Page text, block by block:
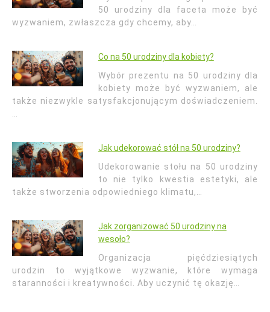
50 urodziny dla faceta może być
wyzwaniem, zwłaszcza gdy chcemy, aby…
Co na 50 urodziny dla kobiety?
Wybór prezentu na 50 urodziny dla
kobiety może być wyzwaniem, ale
także niezwykle satysfakcjonującym doświadczeniem.
Jak udekorować stół na 50 urodziny?
Udekorowanie stołu na 50 urodziny
to nie tylko kwestia estetyki, ale
także stworzenia odpowiedniego klimatu,…
Jak zorganizować 50 urodziny na
wesoło?
Organizacja pięćdziesiątych
urodzin to wyjątkowe wyzwanie, które wymaga
staranności i kreatywności. Aby uczynić tę okazję…